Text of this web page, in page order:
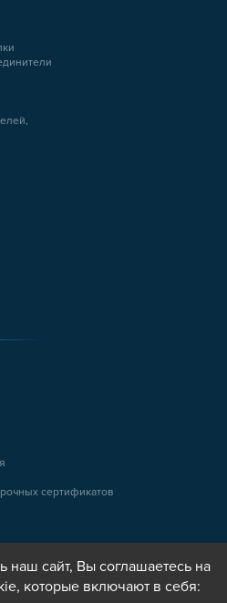
сертификатов
наш сайт, Вы соглашаетесь на
которые включают в себя: